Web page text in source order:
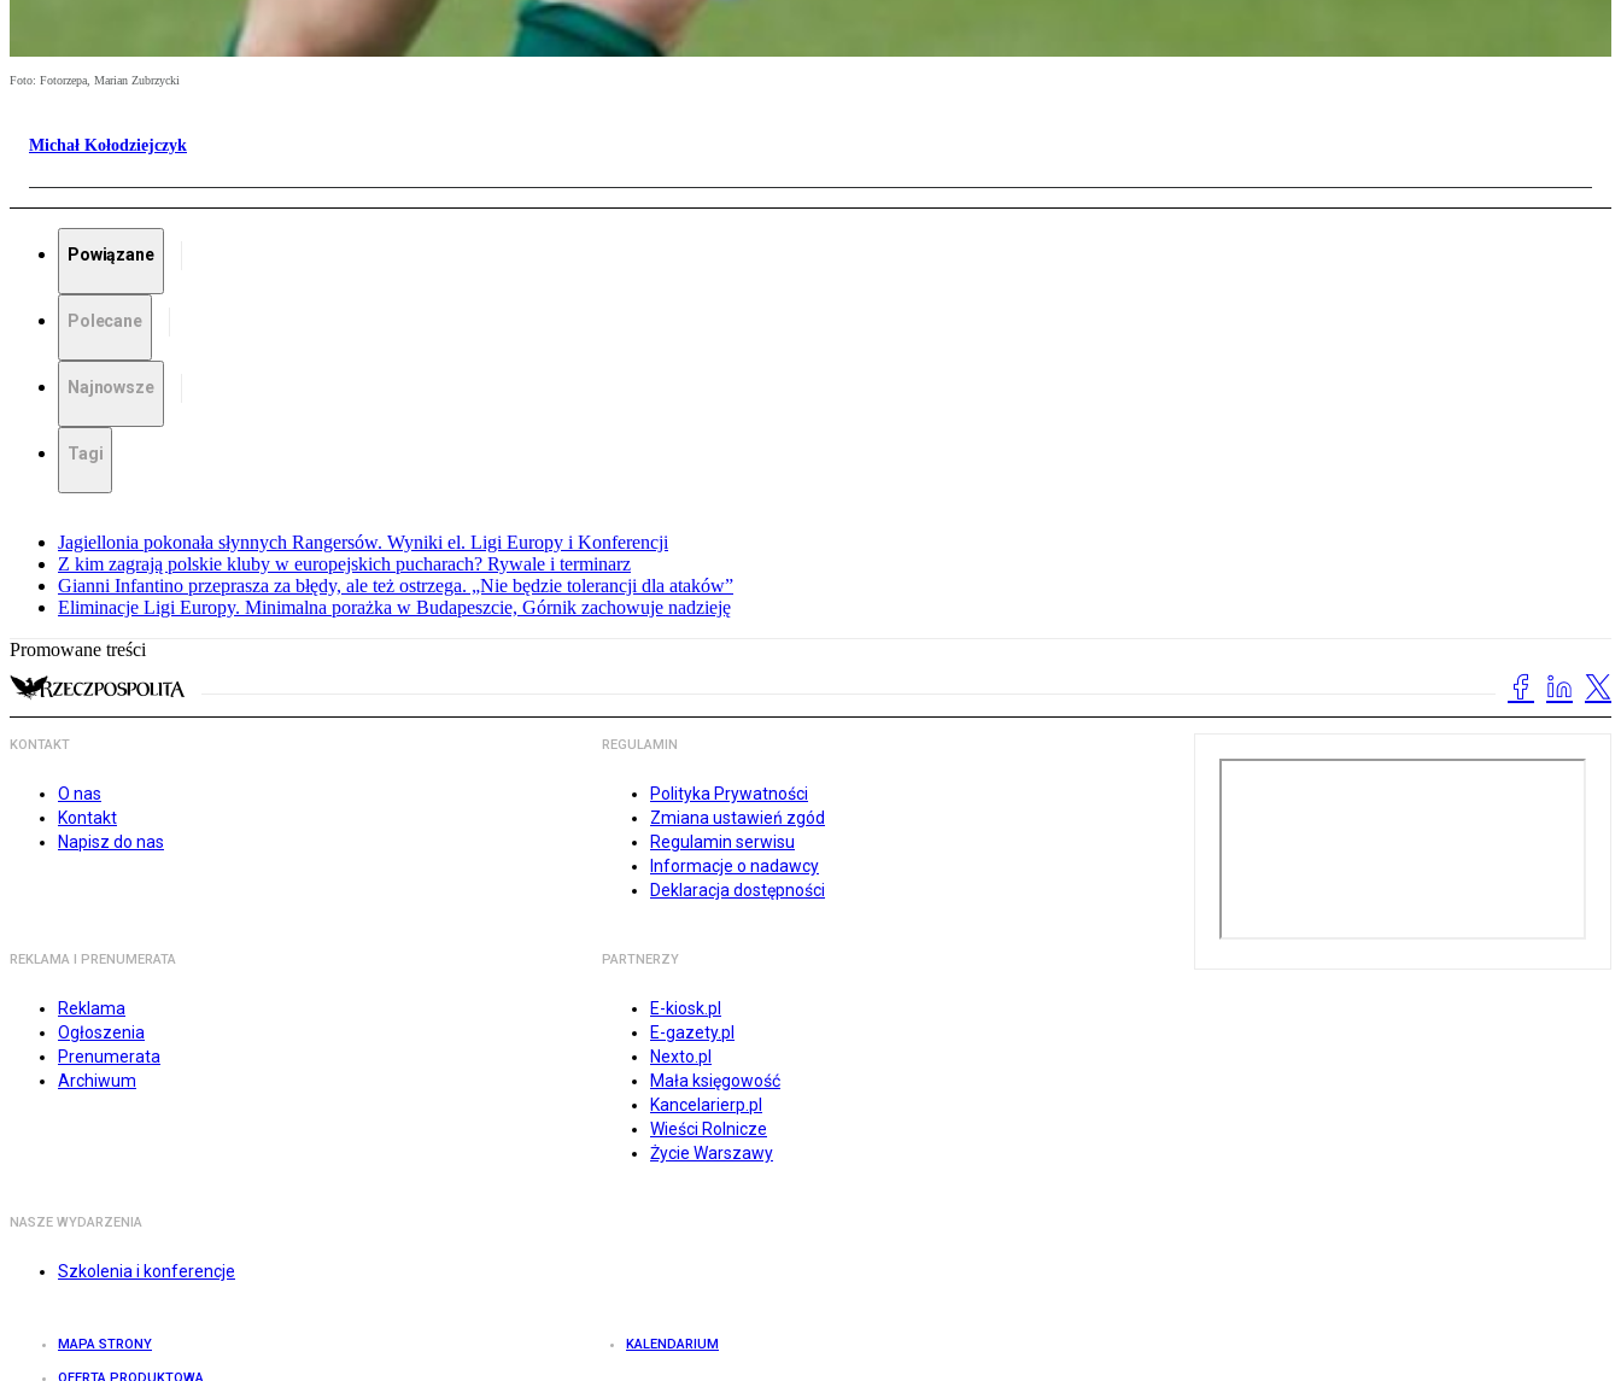
Foto: Fotorzepa, Marian Zubrzycki
Michał Kołodziejczyk
Powiązane
Polecane
Najnowsze
Tagi
Jagiellonia pokonała słynnych Rangersów. Wyniki el. Ligi Europy i Konferencji
Z kim zagrają polskie kluby w europejskich pucharach? Rywale i terminarz
Gianni Infantino przeprasza za błędy, ale też ostrzega. „Nie będzie tolerancji dla ataków”
Eliminacje Ligi Europy. Minimalna porażka w Budapeszcie, Górnik zachowuje nadzieję
Promowane treści
KONTAKT
O nas
Kontakt
Napisz do nas
REGULAMIN
Polityka Prywatności
Zmiana ustawień zgód
Regulamin serwisu
Informacje o nadawcy
Deklaracja dostępności
REKLAMA I PRENUMERATA
Reklama
Ogłoszenia
Prenumerata
Archiwum
PARTNERZY
E-kiosk.pl
E-gazety.pl
Nexto.pl
Mała księgowość
Kancelarierp.pl
Wieści Rolnicze
Życie Warszawy
NASZE WYDARZENIA
Szkolenia i konferencje
MAPA STRONY KALENDARIUM